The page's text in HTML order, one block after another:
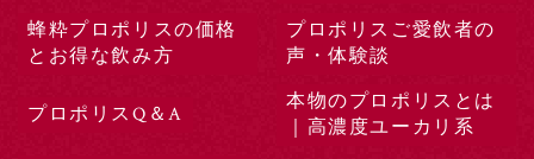
蜂粋プロポリスの価格
とお得な飲み方
プロポリスご愛飲者の
声・体験談
プロポリスQ＆A
本物のプロポリスとは
｜高濃度ユーカリ系